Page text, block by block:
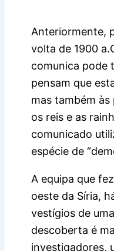
Anteriormente,
volta de 1900
comunica pode
pensam que
mas também
os reis e as
comunicado
espécie de
A equipa que
oeste da Síria,
vestígios de
descoberta é
investigadores,